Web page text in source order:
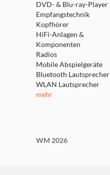
DVD- & Blu-ray-Player
Empfangstechnik
Kopfhörer
HiFi-Anlagen &
Komponenten
Radios
Mobile Abspielgeräte
Bluetooth Lautsprecher
WLAN Lautsprecher
mehr
WM 2026